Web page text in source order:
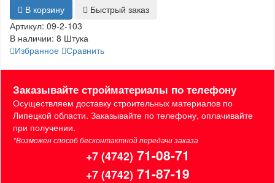
В корзину
Быстрый заказ
Артикул: 09-2-103
В наличии: 8 Штука
Избранное Сравнить
Заказывайте стройматериалы по телефону
Осуществляем доставку строительных материалов по
Липецкой области. Заказывайте по телефону, оплачивайте
при получении.
*Возможен способ бесконтактной передачи заказа
+7 (4742) 71-08-71
+7 (4742) 71-87-19